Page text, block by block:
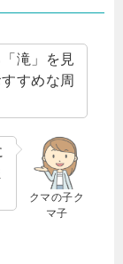
滝」を見
すめな周
クマの子ク
マ子